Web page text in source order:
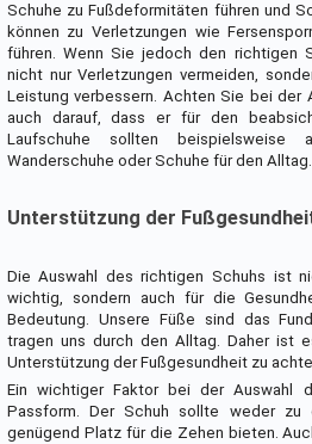
Schuhe zu Fußdeformitäten führen und
können zu Verletzungen wie
führen. Wenn Sie jedoch den richtigen
nicht nur Verletzungen vermeiden,
Leistung verbessern. Achten Sie bei der
auch darauf, dass er für den
Laufschuhe sollten
Wanderschuhe oder Schuhe für den Alltag.
Unterstützung der
Die Auswahl des richtigen Schuhs ist
wichtig, sondern auch für die
Bedeutung. Unsere Füße sind das
tragen uns durch den Alltag. Daher ist
Unterstützung der Fußgesundheit zu
Ein wichtiger Faktor bei der Auswahl
Passform. Der Schuh sollte weder
genügend Platz für die Zehen bieten.